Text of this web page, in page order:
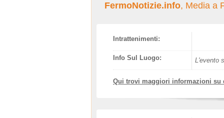
FermoNotizie.info, Media a
Intrattenimenti:
Info Sul Luogo: L'evento
Qui trovi maggiori informazioni su